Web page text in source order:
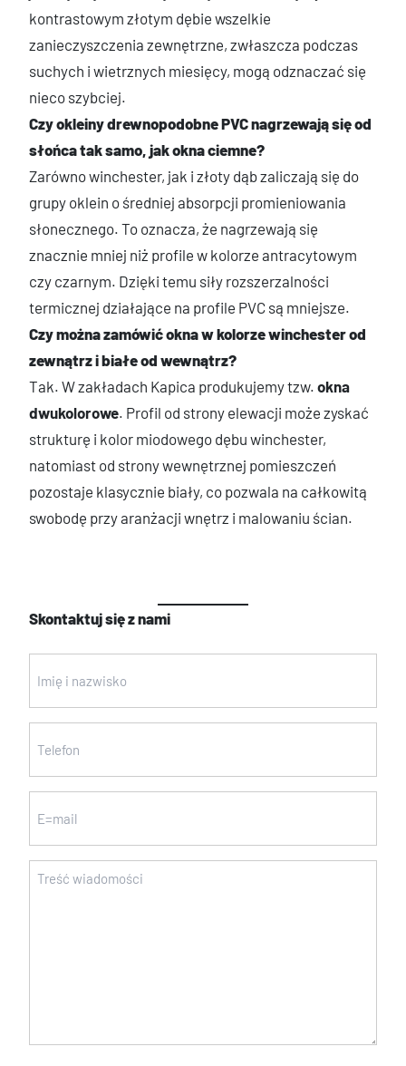
kontrastowym złotym dębie wszelkie
zanieczyszczenia zewnętrzne, zwłaszcza podczas
suchych i wietrznych miesięcy, mogą odznaczać się
nieco szybciej.
Czy okleiny drewnopodobne PVC nagrzewają się od
słońca tak samo, jak okna ciemne?
Zarówno winchester, jak i złoty dąb zaliczają się do
grupy oklein o średniej absorpcji promieniowania
słonecznego. To oznacza, że nagrzewają się
znacznie mniej niż profile w kolorze antracytowym
czy czarnym. Dzięki temu siły rozszerzalności
termicznej działające na profile PVC są mniejsze.
Czy można zamówić okna w kolorze winchester od
zewnątrz i białe od wewnątrz?
Tak. W zakładach Kapica produkujemy tzw. okna
dwukolorowe. Profil od strony elewacji może zyskać
strukturę i kolor miodowego dębu winchester,
natomiast od strony wewnętrznej pomieszczeń
pozostaje klasycznie biały, co pozwala na całkowitą
swobodę przy aranżacji wnętrz i malowaniu ścian.
Skontaktuj się z nami
(wymagane)
(wymagane)
Wiadomość